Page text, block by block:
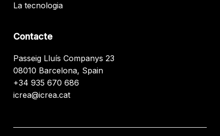
La tecnologia
Contacte
Passeig Lluís Companys 23
08010 Barcelona, Spain
+34 935 670 686
icrea@icrea.cat